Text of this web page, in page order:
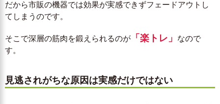
だから市販の機器では効果が実感できずフェードアウトし
てしまうのです。
そこで深層の筋肉を鍛えられるのが 「楽トレ」
なので
す。
見逃されがちな原因は実感だけではない